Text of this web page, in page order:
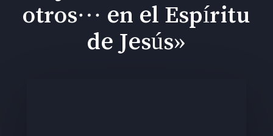
otros… en el Espíritu
de Jesús»